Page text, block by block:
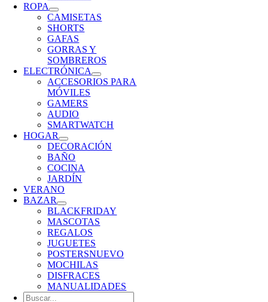
ROPA
CAMISETAS
SHORTS
GAFAS
GORRAS Y
SOMBREROS
ELECTRÓNICA
ACCESORIOS PARA
MÓVILES
GAMERS
AUDIO
SMARTWATCH
HOGAR
DECORACIÓN
BAÑO
COCINA
JARDÍN
VERANO
BAZAR
BLACKFRIDAY
MASCOTAS
REGALOS
JUGUETES
POSTERSNUEVO
MOCHILAS
DISFRACES
MANUALIDADES
Buscar: